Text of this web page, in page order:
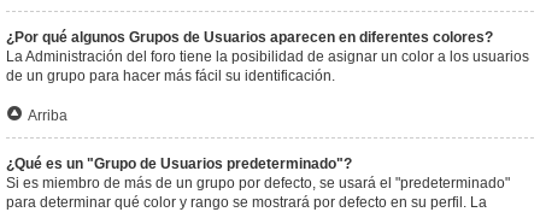
¿Por qué algunos Grupos de Usuarios aparecen en diferentes colores?
La Administración del foro tiene la posibilidad de asignar un color a los usuarios
de un grupo para hacer más fácil su identificación.
Arriba
¿Qué es un "Grupo de Usuarios predeterminado"?
Si es miembro de más de un grupo por defecto, se usará el "predeterminado"
para determinar qué color y rango se mostrará por defecto en su perfil. La